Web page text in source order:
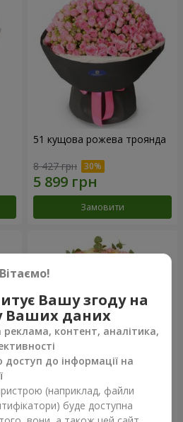
51 кущова рожева троянда
8 427 грн
Замовити
Букет "Nude Perfume"
2 705 грн
Вітаємо!
Вашу згоду на
Ваших даних
реклама, контент, аналітика,
доступ до інформації на
(наприклад, файли
буде доступна